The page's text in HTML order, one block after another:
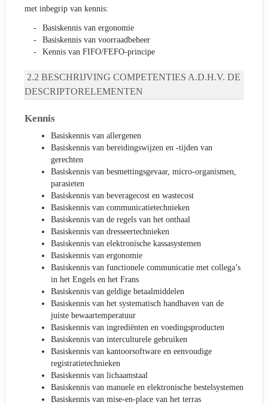
met inbegrip van kennis:
Basiskennis van ergonomie
Basiskennis van voorraadbeheer
Kennis van FIFO/FEFO-principe
BESCHRIJVING COMPETENTIES A.D.H.V. DE
DESCRIPTORELEMENTEN
Kennis
Basiskennis van allergenen
Basiskennis van bereidingswijzen en -tijden van
gerechten
Basiskennis van besmettingsgevaar, micro-organismen,
parasieten
Basiskennis van beveragecost en wastecost
Basiskennis van communicatietechnieken
Basiskennis van de regels van het onthaal
Basiskennis van dresseertechnieken
Basiskennis van elektronische kassasystemen
Basiskennis van ergonomie
Basiskennis van functionele communicatie met collega’s
in het Engels en het Frans
Basiskennis van geldige betaalmiddelen
Basiskennis van het systematisch handhaven van de
juiste bewaartemperatuur
Basiskennis van ingrediënten en voedingsproducten
Basiskennis van interculturele gebruiken
Basiskennis van kantoorsoftware en eenvoudige
registratietechnieken
Basiskennis van lichaamstaal
Basiskennis van manuele en elektronische bestelsystemen
Basiskennis van mise-en-place van het terras